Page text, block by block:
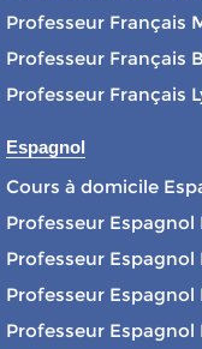
Professeur Français
Professeur Français
Professeur Français
Espagnol
Cours à domicile
Professeur Espagnol
Professeur Espagnol
Professeur Espagnol
Professeur Espagnol